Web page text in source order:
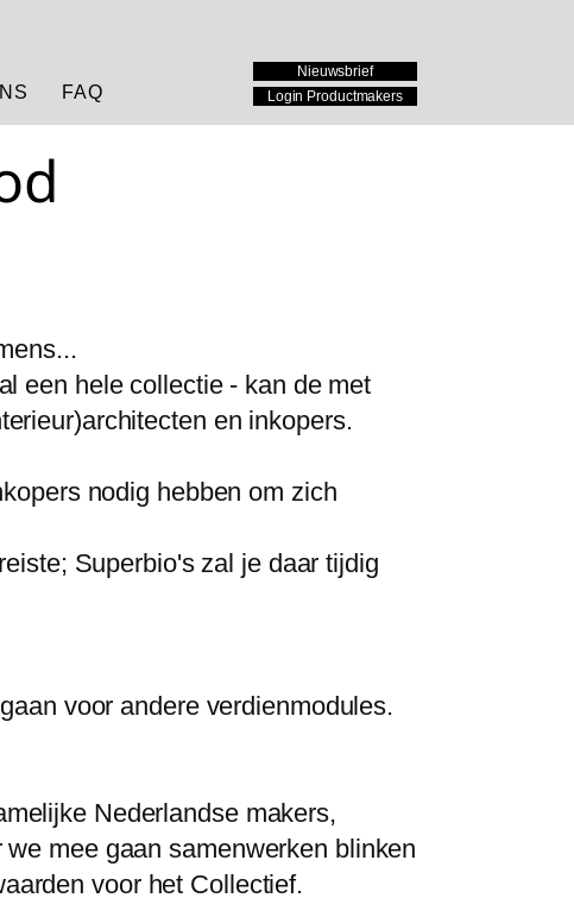
FAQ
Nieuwsbrief
Login Productmakers
een hele collectie - kan de met
en inkopers.
nodig hebben om zich
Superbio's zal je daar tijdig
voor andere verdienmodules.
Nederlandse makers,
mee gaan samenwerken blinken
voor het Collectief.